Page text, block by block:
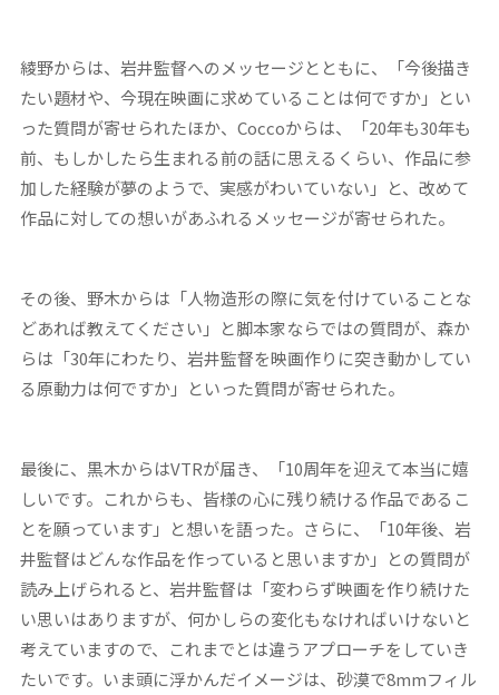
綾野からは、岩井監督へのメッセージとともに、「今後描き
たい題材や、今現在映画に求めていることは何ですか」とい
った質問が寄せられたほか、Coccoからは、「20年も30年も
前、もしかしたら生まれる前の話に思えるくらい、作品に参
加した経験が夢のようで、実感がわいていない」と、改めて
作品に対しての想いがあふれるメッセージが寄せられた。
その後、野木からは「人物造形の際に気を付けていることな
どあれば教えてください」と脚本家ならではの質問が、森か
らは「30年にわたり、岩井監督を映画作りに突き動かしてい
る原動力は何ですか」といった質問が寄せられた。
最後に、黒木からはVTRが届き、「10周年を迎えて本当に嬉
しいです。これからも、皆様の心に残り続ける作品であるこ
とを願っています」と想いを語った。さらに、「10年後、岩
井監督はどんな作品を作っていると思いますか」との質問が
読み上げられると、岩井監督は「変わらず映画を作り続けた
い思いはありますが、何かしらの変化もなければいけないと
考えていますので、これまでとは違うアプローチをしていき
たいです。いま頭に浮かんだイメージは、砂漠で8mmフィル